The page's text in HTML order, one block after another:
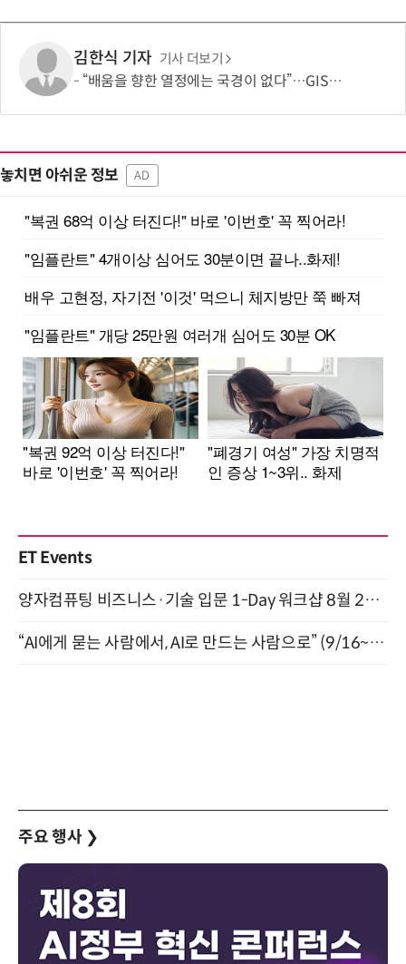
김한식 기자 기사 더보기
“배움을 향한 열정에는 국경이 없다”…GIST, 라오스 파견 IT 봉사 활동 펼쳐
놓치면 아쉬운 정보 AD
ET Events
양자컴퓨팅 비즈니스·기술 입문 1-Day 워크샵 8월 28일 개최
“AI에게 묻는 사람에서, AI로 만드는 사람으로” (9/16~17)
주요 행사 ❯